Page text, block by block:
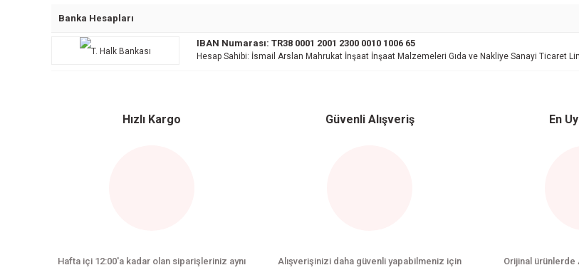
Banka Hesapları
IBAN Numarası: TR38 0001 2001 2300 0010 1006 65
Hesap Sahibi: İsmail Arslan Mahrukat İnşaat İnşaat Malzemeleri Gıda ve Nakliye Sanayi Ticaret
Hızlı Kargo
Hafta içi 12:00'a kadar olan siparişleriniz aynı
Güvenli Alışveriş
Alışverişinizi daha güvenli yapabilmeniz için
En
Orijinal ürünlerde